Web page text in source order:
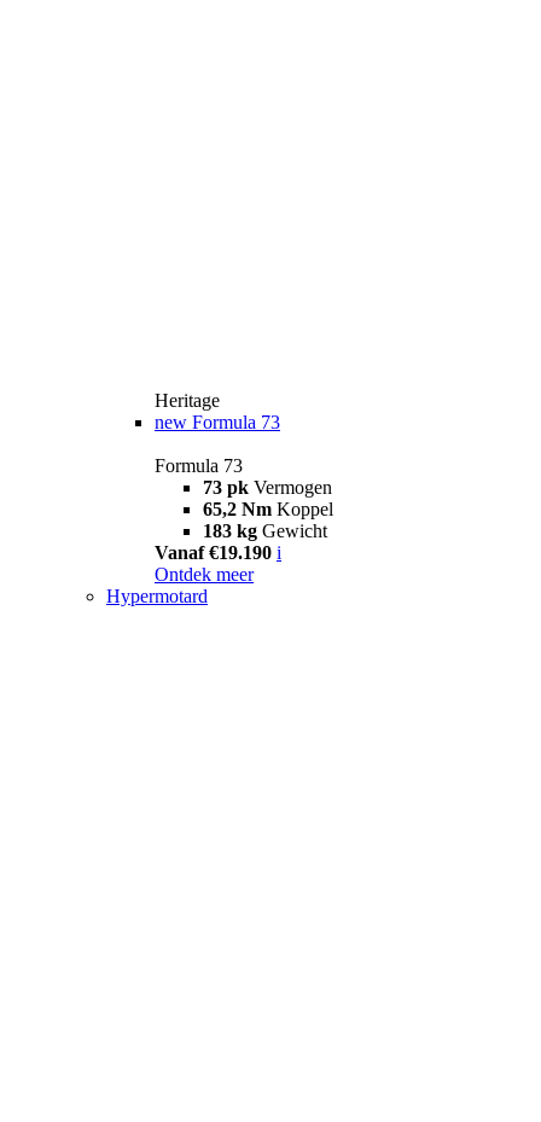
Heritage
new Formula 73
Formula 73
73 pk Vermogen
65,2 Nm Koppel
183 kg Gewicht
Vanaf €19.190 i
Ontdek meer
Hypermotard